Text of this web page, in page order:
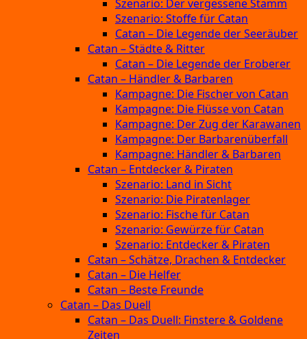
Szenario: Der vergessene Stamm
Szenario: Stoffe für Catan
Catan – Die Legende der Seeräuber
Catan – Städte & Ritter
Catan – Die Legende der Eroberer
Catan – Händler & Barbaren
Kampagne: Die Fischer von Catan
Kampagne: Die Flüsse von Catan
Kampagne: Der Zug der Karawanen
Kampagne: Der Barbarenüberfall
Kampagne: Händler & Barbaren
Catan – Entdecker & Piraten
Szenario: Land in Sicht
Szenario: Die Piratenlager
Szenario: Fische für Catan
Szenario: Gewürze für Catan
Szenario: Entdecker & Piraten
Catan – Schätze, Drachen & Entdecker
Catan – Die Helfer
Catan – Beste Freunde
Catan – Das Duell
Catan – Das Duell: Finstere & Goldene
Zeiten